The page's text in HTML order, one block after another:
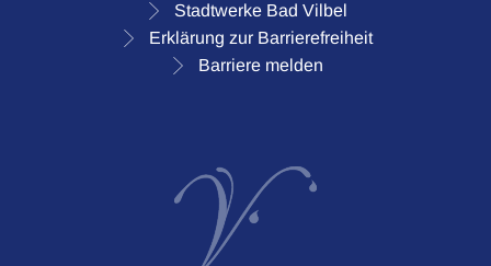
Stadtwerke Bad Vilbel
Erklärung zur Barrierefreiheit
Barriere melden